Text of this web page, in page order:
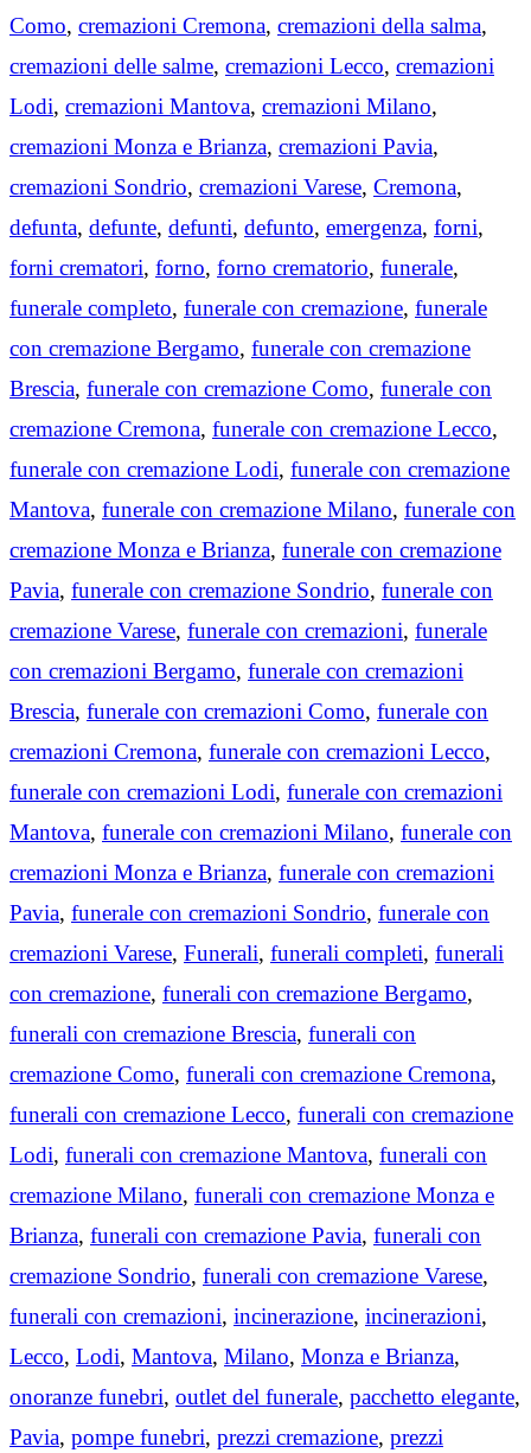
Como, cremazioni Cremona, cremazioni della salma,
cremazioni delle salme, cremazioni Lecco, cremazioni
Lodi, cremazioni Mantova, cremazioni Milano,
cremazioni Monza e Brianza, cremazioni Pavia,
cremazioni Sondrio, cremazioni Varese, Cremona,
defunta, defunte, defunti, defunto, emergenza, forni,
forni crematori, forno, forno crematorio, funerale,
funerale completo, funerale con cremazione, funerale
con cremazione Bergamo, funerale con cremazione
Brescia, funerale con cremazione Como, funerale con
cremazione Cremona, funerale con cremazione Lecco,
funerale con cremazione Lodi, funerale con cremazione
Mantova, funerale con cremazione Milano, funerale con
cremazione Monza e Brianza, funerale con cremazione
Pavia, funerale con cremazione Sondrio, funerale con
cremazione Varese, funerale con cremazioni, funerale
con cremazioni Bergamo, funerale con cremazioni
Brescia, funerale con cremazioni Como, funerale con
cremazioni Cremona, funerale con cremazioni Lecco,
funerale con cremazioni Lodi, funerale con cremazioni
Mantova, funerale con cremazioni Milano, funerale con
cremazioni Monza e Brianza, funerale con cremazioni
Pavia, funerale con cremazioni Sondrio, funerale con
cremazioni Varese, Funerali, funerali completi, funerali
con cremazione, funerali con cremazione Bergamo,
funerali con cremazione Brescia, funerali con
cremazione Como, funerali con cremazione Cremona,
funerali con cremazione Lecco, funerali con cremazione
Lodi, funerali con cremazione Mantova, funerali con
cremazione Milano, funerali con cremazione Monza e
Brianza, funerali con cremazione Pavia, funerali con
cremazione Sondrio, funerali con cremazione Varese,
funerali con cremazioni, incinerazione, incinerazioni,
Lecco, Lodi, Mantova, Milano, Monza e Brianza,
onoranze funebri, outlet del funerale, pacchetto elegante,
Pavia, pompe funebri, prezzi cremazione, prezzi